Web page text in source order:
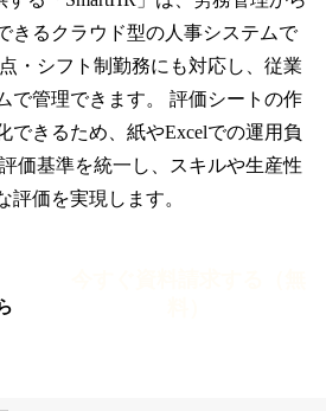
きるクラウド型の人事システムで
・シフト制勤務にも対応し、従業
で管理できます。 評価シートの作
できるため、紙やExcelでの運用負
価基準を統一し、スキルや生産性
評価を実現します。